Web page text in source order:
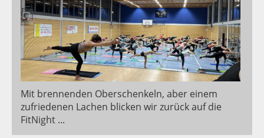
Mit brennenden Oberschenkeln, aber einem
zufriedenen Lachen blicken wir zurück auf die
FitNight ...